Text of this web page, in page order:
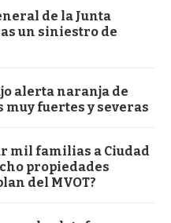
de la Junta
un siniestro de
alerta naranja de
fuertes y severas
mil familias a Ciudad
propiedades
del MVOT?